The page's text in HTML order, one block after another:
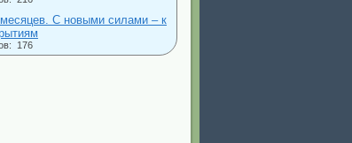
месяцев. С новыми силами – к
176